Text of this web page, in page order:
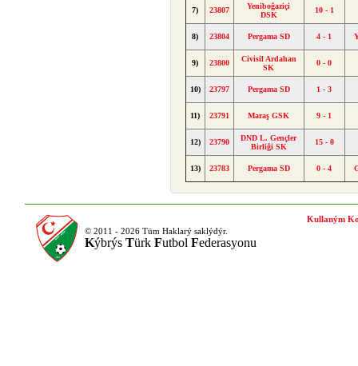
7) 23807
Yeniboğaziçi
DSK
10 - 1
8) 23804 Pergama SD 4 - 1
9) 23800
Civisil Ardahan
SK
0 - 0
10) 23797 Pergama SD 1 - 3
11) 23791 Maraş GSK 9 - 1
12) 23790
DND L. Gençler
Birliği SK
15 - 0
13) 23783 Pergama SD 0 - 4
© 2011 - 2026 Tüm Haklarý saklýdýr.
Kýbrýs Türk Futbol Federasyonu
Kullaným